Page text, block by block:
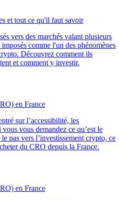
et tout ce qu'il faut savoir
vers des marchés valant plusieurs
comme l'un des phénomènes
Découvrez comment ils
et comment y investir.
en France
sur l’accessibilité, les
vous demandez ce qu’est le
pas vers l’investissement crypto, ce
du CRO depuis la France.
en France